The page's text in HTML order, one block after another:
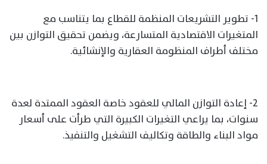
1- تطوير التشريعات المنظمة للقطاع بما يتناسب مع
المتغيرات الاقتصادية المتسارعة، ويضمن تحقيق التوازن بين
مختلف أطراف المنظومة العقارية والإنشائية.
2- إعادة التوازن المالي للعقود خاصة العقود الممتدة لعدة
سنوات، بما يراعي التغيرات الكبيرة التي طرأت على أسعار
مواد البناء والطاقة وتكاليف التشغيل والتنفيذ.